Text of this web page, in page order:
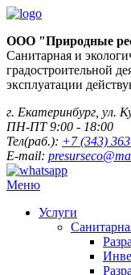
ООО "Природные
Санитарная и
градостроительной
эксплуатации
г. Екатеринбург, ул.
ПН-ПТ 9:00 - 18:00
Тел(раб.): +7 (343)
E-mail:
Меню
Услуги